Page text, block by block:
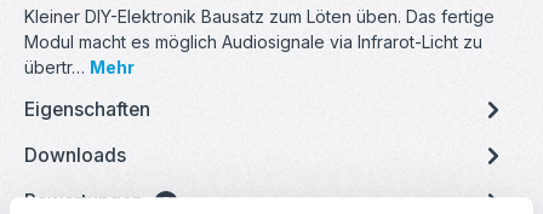
Kleiner DIY-Elektronik Bausatz zum Löten üben. Das fertige
Modul macht es möglich Audiosignale via Infrarot-Licht zu
übertr… Mehr
Eigenschaften
Downloads
Bewertungen
2